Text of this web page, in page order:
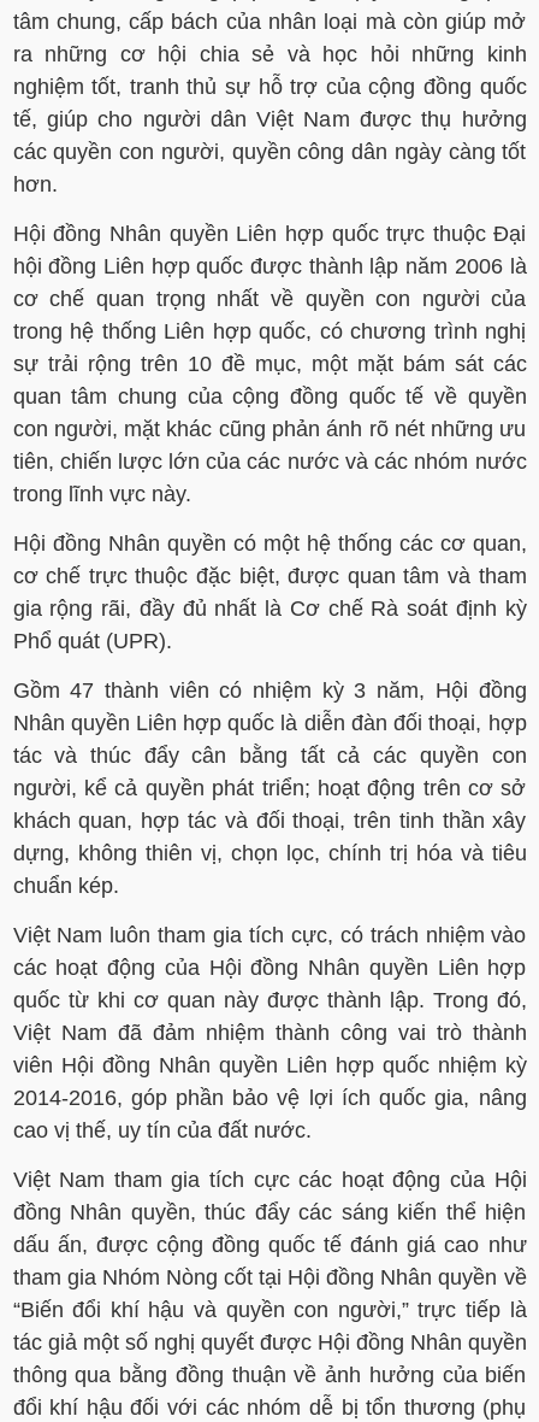
tâm chung, cấp bách của nhân loại mà còn giúp mở
ra những cơ hội chia sẻ và học hỏi những kinh
nghiệm tốt, tranh thủ sự hỗ trợ của cộng đồng quốc
tế, giúp cho người dân Việt Nam được thụ hưởng
các quyền con người, quyền công dân ngày càng tốt
hơn.
Hội đồng Nhân quyền Liên hợp quốc trực thuộc Đại
hội đồng Liên hợp quốc được thành lập năm 2006 là
cơ chế quan trọng nhất về quyền con người của
trong hệ thống Liên hợp quốc, có chương trình nghị
sự trải rộng trên 10 đề mục, một mặt bám sát các
quan tâm chung của cộng đồng quốc tế về quyền
con người, mặt khác cũng phản ánh rõ nét những ưu
tiên, chiến lược lớn của các nước và các nhóm nước
trong lĩnh vực này.
Hội đồng Nhân quyền có một hệ thống các cơ quan,
cơ chế trực thuộc đặc biệt, được quan tâm và tham
gia rộng rãi, đầy đủ nhất là Cơ chế Rà soát định kỳ
Phổ quát (UPR).
Gồm 47 thành viên có nhiệm kỳ 3 năm, Hội đồng
Nhân quyền Liên hợp quốc là diễn đàn đối thoại, hợp
tác và thúc đẩy cân bằng tất cả các quyền con
người, kể cả quyền phát triển; hoạt động trên cơ sở
khách quan, hợp tác và đối thoại, trên tinh thần xây
dựng, không thiên vị, chọn lọc, chính trị hóa và tiêu
chuẩn kép.
Việt Nam luôn tham gia tích cực, có trách nhiệm vào
các hoạt động của Hội đồng Nhân quyền Liên hợp
quốc từ khi cơ quan này được thành lập. Trong đó,
Việt Nam đã đảm nhiệm thành công vai trò thành
viên Hội đồng Nhân quyền Liên hợp quốc nhiệm kỳ
2014-2016, góp phần bảo vệ lợi ích quốc gia, nâng
cao vị thế, uy tín của đất nước.
Việt Nam tham gia tích cực các hoạt động của Hội
đồng Nhân quyền, thúc đẩy các sáng kiến thể hiện
dấu ấn, được cộng đồng quốc tế đánh giá cao như
tham gia Nhóm Nòng cốt tại Hội đồng Nhân quyền về
“Biến đổi khí hậu và quyền con người,” trực tiếp là
tác giả một số nghị quyết được Hội đồng Nhân quyền
thông qua bằng đồng thuận về ảnh hưởng của biến
đổi khí hậu đối với các nhóm dễ bị tổn thương (phụ